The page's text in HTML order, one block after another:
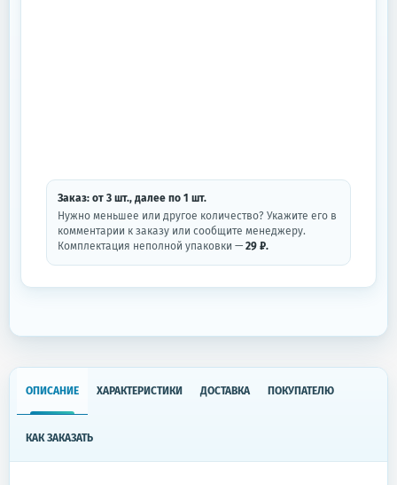
Заказ: от 3 шт., далее по 1 шт.
Нужно меньшее или другое количество? Укажите его в
комментарии к заказу или сообщите менеджеру.
Комплектация неполной упаковки — 29 ₽.
ОПИСАНИЕ ХАРАКТЕРИСТИКИ ДОСТАВКА ПОКУПАТЕЛЮ
КАК ЗАКАЗАТЬ